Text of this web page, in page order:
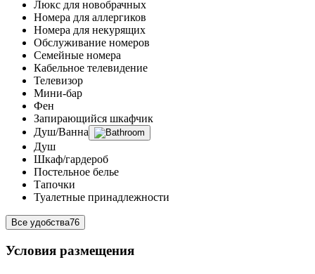
Люкс для новобрачных
Номера для аллергиков
Номера для некурящих
Обслуживание номеров
Семейные номера
Кабельное телевидение
Телевизор
Мини-бар
Фен
Запирающийся шкафчик
Душ/Ванна
Душ
Шкаф/гардероб
Постельное белье
Тапочки
Туалетные принадлежности
Все удобства76
Условия размещения